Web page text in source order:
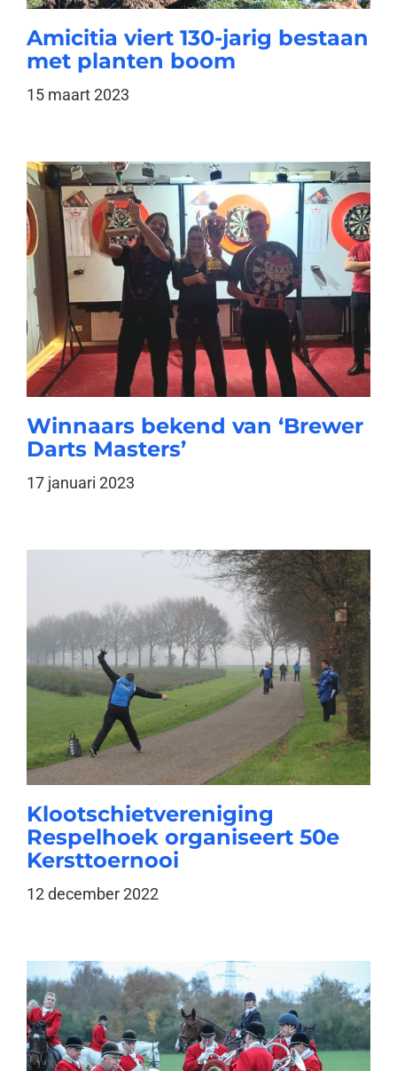
Amicitia viert 130-jarig bestaan
met planten boom
15 maart 2023
Winnaars bekend van ‘Brewer
Darts Masters’
17 januari 2023
Klootschietvereniging
Respelhoek organiseert 50e
Kersttoernooi
12 december 2022